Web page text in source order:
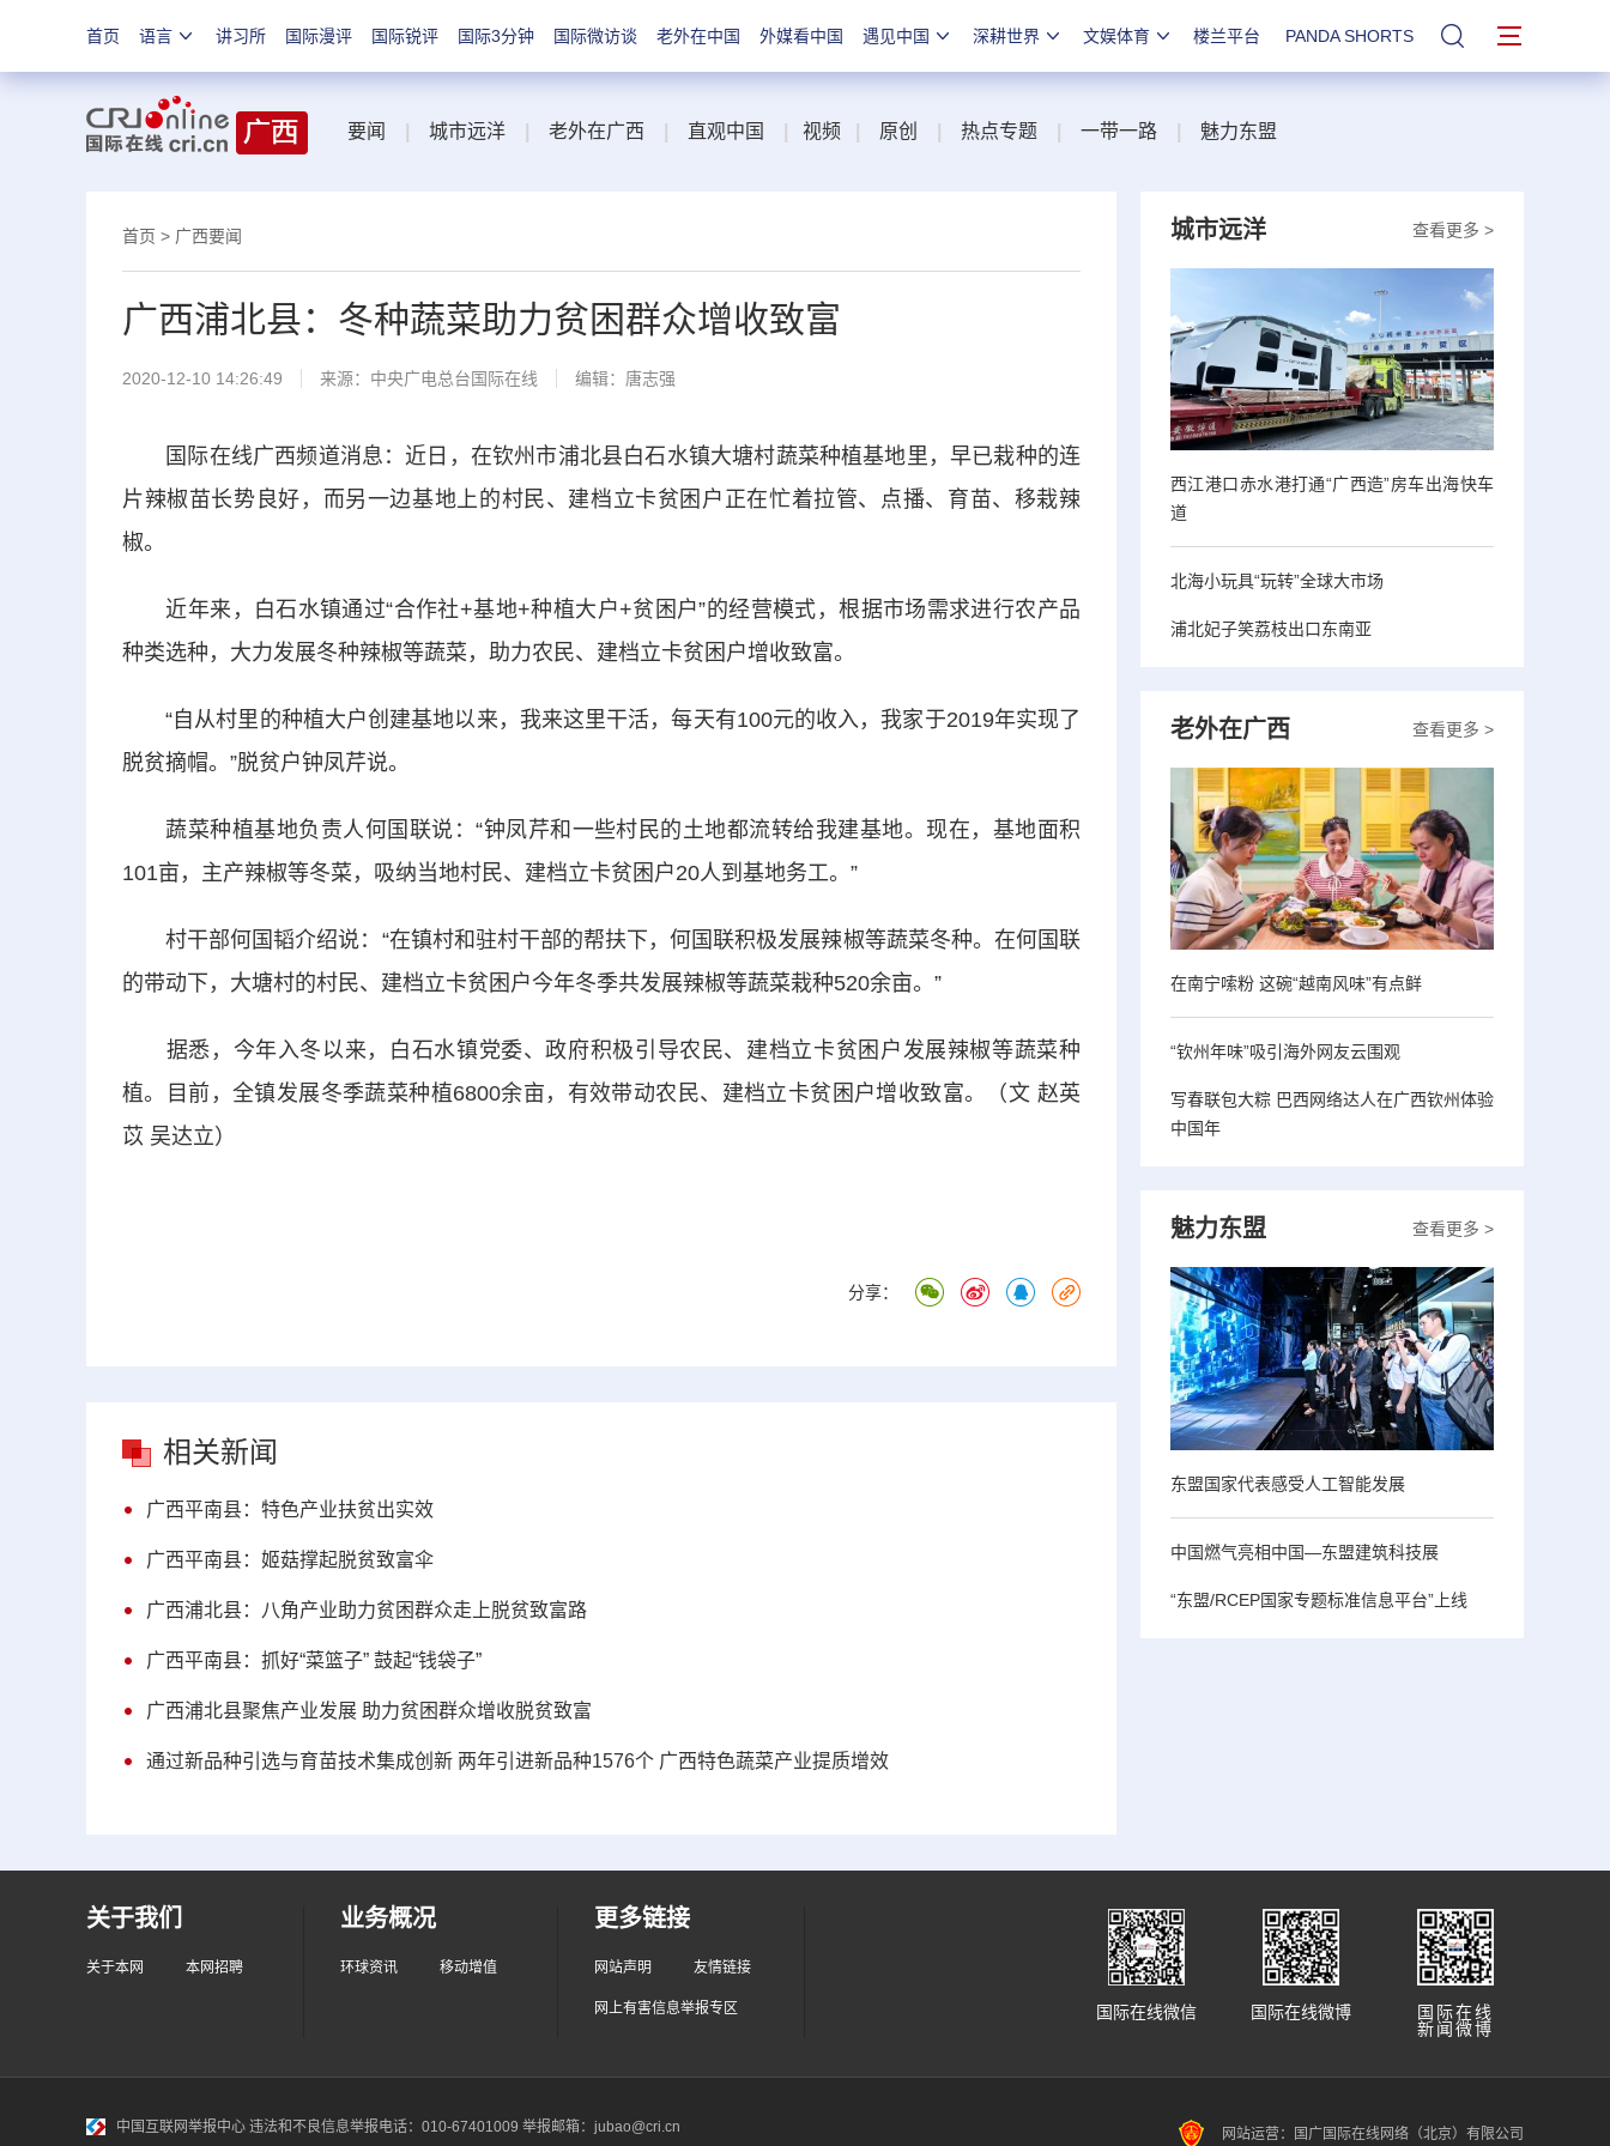
首页 语言 讲习所 国际漫评 国际锐评 国际3分钟 国际微访谈 老外在中国 外媒看中国 遇见中国 深耕世界 文娱体育 楼兰平台 PANDA SHORTS 站内搜索
要闻 城市远洋 老外在广西 直观中国 视频 原创 热点专题 一带一路 魅力东盟
首页 > 广西要闻
广西浦北县：冬种蔬菜助力贫困群众增收致富
2020-12-10 14:26:49 来源： 中央广电总台国际在线 编辑：唐志强
国际在线广西频道消息：近日，在钦州市浦北县白石水镇大塘村蔬菜种植基地里，早已栽种的连
片辣椒苗长势良好，而另一边基地上的村民、建档立卡贫困户正在忙着拉管、点播、育苗、移栽辣
椒。
近年来，白石水镇通过“合作社+基地+种植大户+贫困户”的经营模式，根据市场需求进行农产品
种类选种，大力发展冬种辣椒等蔬菜，助力农民、建档立卡贫困户增收致富。
“自从村里的种植大户创建基地以来，我来这里干活，每天有100元的收入，我家于2019年实现了
脱贫摘帽。”脱贫户钟凤芹说。
蔬菜种植基地负责人何国联说：“钟凤芹和一些村民的土地都流转给我建基地。现在，基地面积
101亩，主产辣椒等冬菜，吸纳当地村民、建档立卡贫困户20人到基地务工。”
村干部何国韬介绍说：“在镇村和驻村干部的帮扶下，何国联积极发展辣椒等蔬菜冬种。在何国联
的带动下，大塘村的村民、建档立卡贫困户今年冬季共发展辣椒等蔬菜栽种520余亩。”
据悉，今年入冬以来，白石水镇党委、政府积极引导农民、建档立卡贫困户发展辣椒等蔬菜种
植。目前，全镇发展冬季蔬菜种植6800余亩，有效带动农民、建档立卡贫困户增收致富。（文 赵英
苡 吴达立）
分享：
相关新闻
广西平南县：特色产业扶贫出实效
广西平南县：姬菇撑起脱贫致富伞
广西浦北县：八角产业助力贫困群众走上脱贫致富路
广西平南县：抓好“菜篮子” 鼓起“钱袋子”
广西浦北县聚焦产业发展 助力贫困群众增收脱贫致富
通过新品种引选与育苗技术集成创新 两年引进新品种1576个 广西特色蔬菜产业提质增效
查看更多 >
城市远洋
西江港口赤水港打通“广西造”房车出海快车
道
北海小玩具“玩转”全球大市场
浦北妃子笑荔枝出口东南亚
查看更多 >
老外在广西
在南宁嗦粉 这碗“越南风味”有点鲜
“钦州年味”吸引海外网友云围观
写春联包大粽 巴西网络达人在广西钦州体验
中国年
查看更多 >
魅力东盟
东盟国家代表感受人工智能发展
中国燃气亮相中国—东盟建筑科技展
“东盟/RCEP国家专题标准信息平台”上线
关于我们
关于本网 本网招聘
业务概况
环球资讯 移动增值
更多链接
网站声明 友情链接
网上有害信息举报专区
国际在线
新闻微博
国际在线微博
国际在线微信
中国互联网举报中心 违法和不良信息举报电话：010-67401009 举报邮箱：jubao@cri.cn 网站运营：国广国际在线网络（北京）有限公司